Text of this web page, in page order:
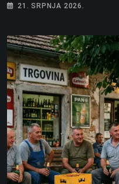
21. SRPNJA 2026.